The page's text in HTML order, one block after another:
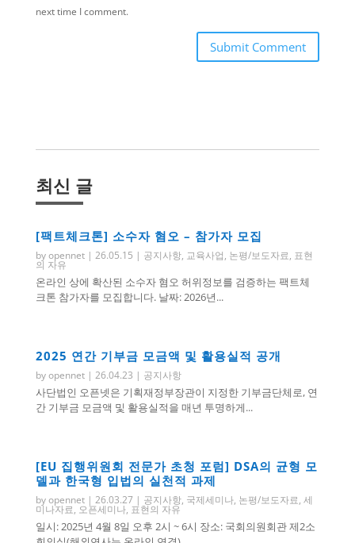
next time I comment.
Submit Comment
최신 글
[팩트체크톤] 소수자 혐오 – 참가자 모집
byopennet| 26.05.15 | 공지사항, 교육사업, 논평/보도자료, 표현
의 자유
온라인 상에 확산된 소수자 혐오 허위정보를 검증하는 팩트체
크톤 참가자를 모집합니다. 날짜: 2026년...
2025 연간 기부금 모금액 및 활용실적 공개
byopennet| 26.04.23 | 공지사항
사단법인 오픈넷은 기획재정부장관이 지정한 기부금단체로, 연
간 기부금 모금액 및 활용실적을 매년 투명하게...
[EU 집행위원회 전문가 초청 포럼] DSA의 균형 모
델과 한국형 입법의 실천적 과제
byopennet| 26.03.27| 공지사항, 국제세미나, 논평/보도자료, 세
미나자료, 오픈세미나, 표현의 자유
일시: 2025년 4월 8일 오후 2시 ~ 6시 장소: 국회의원회관 제2소